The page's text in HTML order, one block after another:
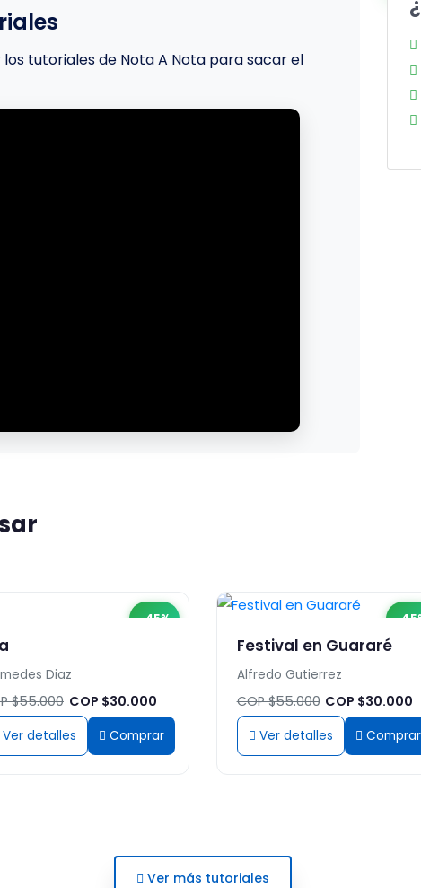
tutoriales de Nota A Nota para sacar el
-45%
Diaz
$55.000 COP $30.000
Ver detalles Comprar
-
Festival en Guararé
Alfredo Gutierrez
COP $55.000 COP $30.000
Ver detalles Comprar
Ver más tutoriales